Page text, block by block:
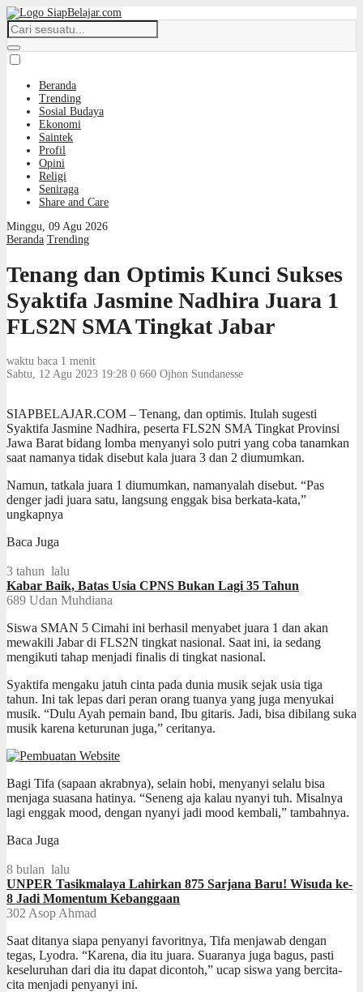
Beranda
Trending
Sosial Budaya
Ekonomi
Saintek
Profil
Opini
Religi
Seniraga
Share and Care
Minggu, 09 Agu 2026
Beranda Trending
Tenang dan Optimis Kunci Sukses
Syaktifa Jasmine Nadhira Juara 1
FLS2N SMA Tingkat Jabar
waktu baca 1 menit
Sabtu, 12 Agu 2023 19:28 0 660 Ojhon Sundanesse
SIAPBELAJAR.COM – Tenang, dan optimis. Itulah sugesti
Syaktifa Jasmine Nadhira, peserta FLS2N SMA Tingkat Provinsi
Jawa Barat bidang lomba menyanyi solo putri yang coba tanamkan
saat namanya tidak disebut kala juara 3 dan 2 diumumkan.
Namun, tatkala juara 1 diumumkan, namanyalah disebut. “Pas
denger jadi juara satu, langsung enggak bisa berkata-kata,”
ungkapnya
Baca Juga
3 tahun lalu
Kabar Baik, Batas Usia CPNS Bukan Lagi 35 Tahun
689 Udan Muhdiana
Siswa SMAN 5 Cimahi ini berhasil menyabet juara 1 dan akan
mewakili Jabar di FLS2N tingkat nasional. Saat ini, ia sedang
mengikuti tahap menjadi finalis di tingkat nasional.
Syaktifa mengaku jatuh cinta pada dunia musik sejak usia tiga
tahun. Ini tak lepas dari peran orang tuanya yang juga menyukai
musik. “Dulu Ayah pemain band, Ibu gitaris. Jadi, bisa dibilang suka
musik karena keturunan juga,” ceritanya.
Bagi Tifa (sapaan akrabnya), selain hobi, menyanyi selalu bisa
menjaga suasana hatinya. “Seneng aja kalau nyanyi tuh. Misalnya
lagi enggak mood, dengan nyanyi jadi mood kembali,” tambahnya.
Baca Juga
8 bulan lalu
UNPER Tasikmalaya Lahirkan 875 Sarjana Baru! Wisuda ke-
8 Jadi Momentum Kebanggaan
302 Asop Ahmad
Saat ditanya siapa penyanyi favoritnya, Tifa menjawab dengan
tegas, Lyodra. “Karena, dia itu juara. Suaranya juga bagus, pasti
keseluruhan dari dia itu dapat dicontoh,” ucap siswa yang bercita-
cita menjadi penyanyi ini.